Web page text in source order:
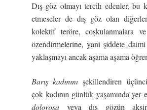
Dış göz olmayı tercih edenler, bu
etmeseler de dış göz olan
kolektif teröre, coşkulanmalara ve
özendirmelerine, yani şiddete
yaklaşmayı ancak aşama aşama
Barış kadınınışekillendiren
çok kadının günlük yaşamında yer
dolorosa veya dış gözün